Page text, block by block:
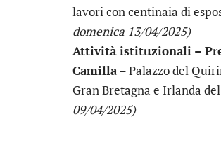
lavori con centinaia di
domenica 13/04/2025)
Attività istituzionali –
Camilla– Palazzo del
Gran Bretagna e Irlanda
09/04/2025)